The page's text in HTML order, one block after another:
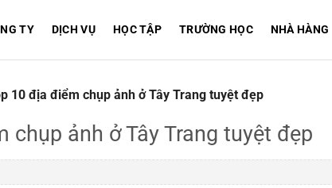
TY DỊCH VỤ HỌC TẬP TRƯỜNG HỌC NHÀ HÀNG
10 địa điểm chụp ảnh ở Tây Trang tuyệt đẹp
chụp ảnh ở Tây Trang tuyệt đẹp